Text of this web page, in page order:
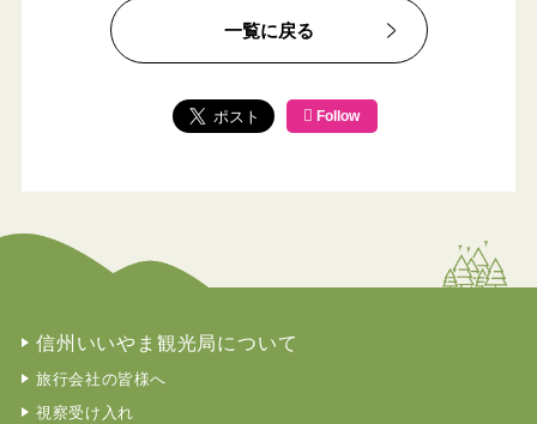
一覧に戻る
Follow
信州いいやま観光局について
旅行会社の皆様へ
視察受け入れ